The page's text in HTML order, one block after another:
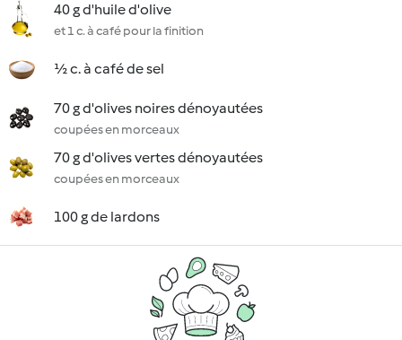
40 g d'huile d'olive
et 1 c. à café pour la finition
½ c. à café de sel
70 g d'olives noires dénoyautées
coupées en morceaux
70 g d'olives vertes dénoyautées
coupées en morceaux
100 g de lardons